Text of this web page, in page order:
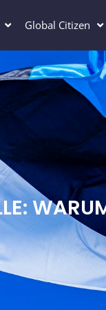
Global Citizen